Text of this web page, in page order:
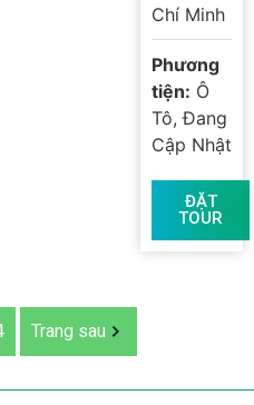
Chí Minh
Phương
tiện: Ô
Tô, Đang
Cập Nhật
ĐẶT
TOUR
Trang sau